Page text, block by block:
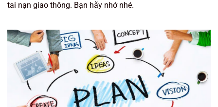
tai nạn giao thông. Bạn hãy nhớ nhé.